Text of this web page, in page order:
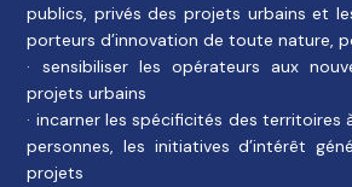
publics, privés des projets urbains et
porteurs d’innovation de toute nature,
· sensibiliser les opérateurs aux
projets urbains
· incarner les spécificités des territoires
personnes, les initiatives d’intérêt
projets